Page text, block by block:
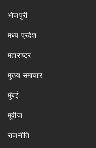
भोजपुरी
मध्य प्रदेश
महाराष्ट्र
मुख्य समाचार
मुंबई
मूवीज
राजनीति